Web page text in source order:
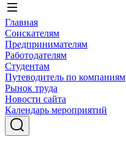
Главная
Соискателям
Предпринимателям
Работодателям
Студентам
Путеводитель по компаниям
Рынок труда
Новости сайта
Календарь мероприятий